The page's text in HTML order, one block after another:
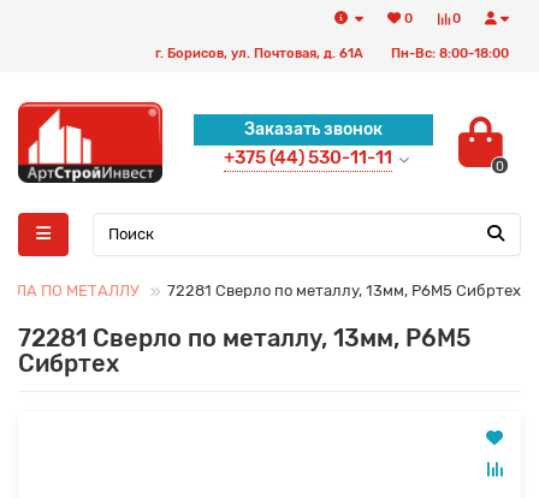
0
0
г. Борисов, ул. Почтовая, д. 61А Пн-Вс: 8:00-18:00
Заказать звонок
+375 (44) 530-11-11 0
ПО МЕТАЛЛУ 72281 Сверло по металлу, 13мм, Р6М5 Сибртех
72281 Сверло по металлу, 13мм, Р6М5
Сибртех